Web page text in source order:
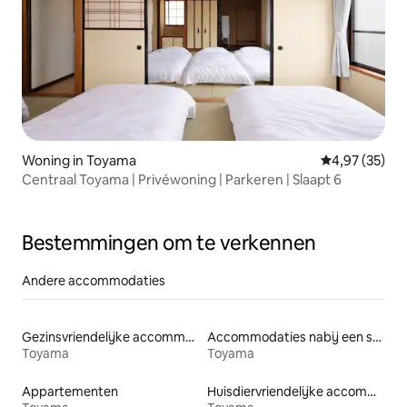
Woning in Toyama Gemiddelde
4,97 (35)
Centraal Toyama | Privéwoning | Parkeren | Slaapt 6
Bestemmingen om te verkennen
Andere accommodaties
Gezinsvriendelijke accommodaties
Toyama
Accommodaties nabij een strand
Toyama
Appartementen
Huisdiervriendelijke accommodaties